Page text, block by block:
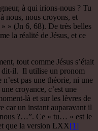
à qui irions-nous ? Tu
nous, nous croyons, et
» (Jn 6, 68). De très belles
la réalité de Jésus, et ce
tout comme Jésus s’était
dit-il. Il utilise un pronom
n’est pas une théorie, ni une
croyance, c’est une
là et sur les lèvres de
car un instant auparavant il
?…”. Ce « tu… » est le
que la version LXX[1]